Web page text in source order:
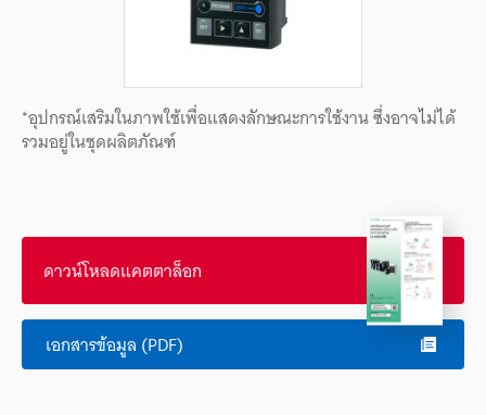
*อุปกรณ์เสริมในภาพใช้เพื่อแสดงลักษณะการใช้งาน ซึ่งอาจไม่ได้
รวมอยู่ในชุดผลิตภัณฑ์
ดาวน์โหลดแคตตาล็อก
เอกสารข้อมูล (PDF)